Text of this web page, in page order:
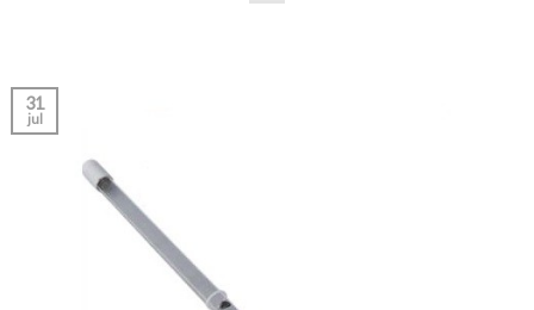
31
jul